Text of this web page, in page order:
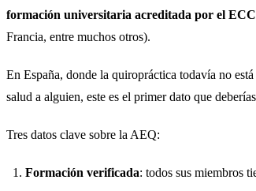
formación universitaria acreditada por el
Francia, entre muchos otros).
En España, donde la quiropráctica todavía no
salud a alguien, este es el primer dato que
Tres datos clave sobre la AEQ:
Formación verificada: todos sus miembros